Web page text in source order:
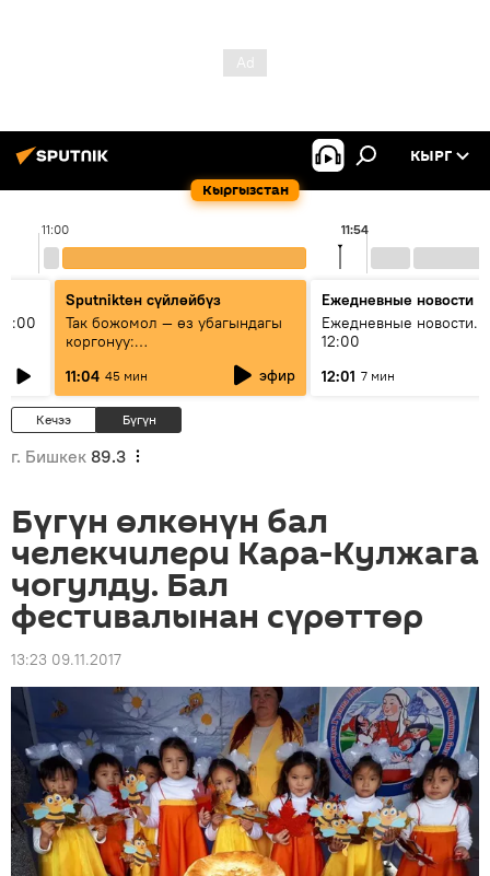
Кыргызстан
КЫРГ
11:00 11:54
Sputnikteн сүйлөйбүз
Так божомол — өз убагындагы
коргонуу:
гидрометеорологиялык кызмат
кантип өркүндөтүлүүдө
11:04 45 мин эфир
Ежедневные новости
Ежедневные новости.
12:00
12:01 7 мин
Кечээ Бүгүн
г. Бишкек 89.3
Бүгүн өлкөнүн бал
челекчилери Кара-Кулжага
чогулду. Бал
фестивалынан сүрөттөр
13:23 09.11.2017